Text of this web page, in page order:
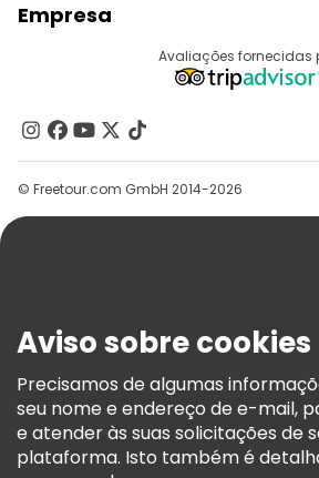
Registo Do Fornecedor
Programa De Afiliados
Empresa
Contacte-Nos
Grupos
Ajuda
Termos E Informações Legais
Política De Cookies
Freetour Prémios
Programa De Fidelidade
Avaliações fornecidas
© Freetour.com GmbH 2014-2026
Aviso sobre cookies
Precisamos de algumas
seu nome e endereço de e-mail,
e atender às suas solicitações de
plataforma. Isto também é